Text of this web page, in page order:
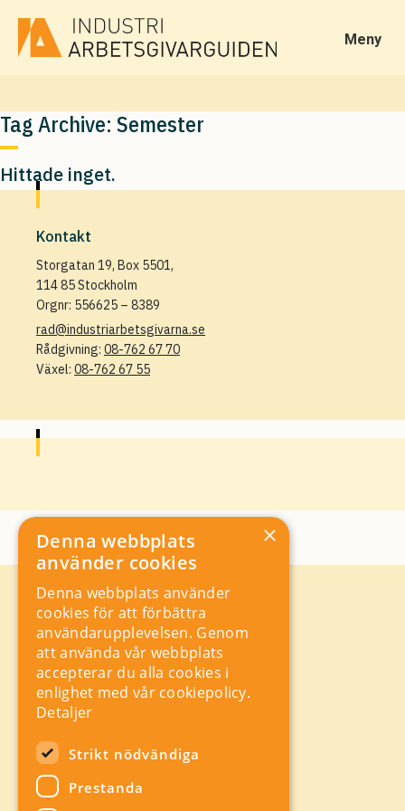
Meny
Tag Archive: Semester
Hittade inget.
Kontakt
Storgatan 19, Box 5501,
114 85 Stockholm
Orgnr: 556625 – 8389
rad@industriarbetsgivarna.se
Rådgivning: 08-762 67 70
Växel: 08-762 67 55
Kontakt
Storgatan 19, Box 5501,
114 85 Stockholm
Orgnr: 556625 – 8389
rad@industriarbetsgivarna.se
Rådgivning:08-762 67 70
Växel:08-762 67 55
Hitta snabbt
A-Ö
×
Denna webbplats
använder cookies
Denna webbplats använder
cookies för att förbättra
användarupplevelsen. Genom
att använda vår webbplats
accepterar du alla cookies i
enlighet med vår cookiepolicy.
Detaljer
Strikt nödvändiga
Prestanda